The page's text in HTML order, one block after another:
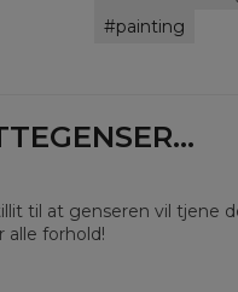
Availability:
painting
til at genseren vil tjene
alle forhold!